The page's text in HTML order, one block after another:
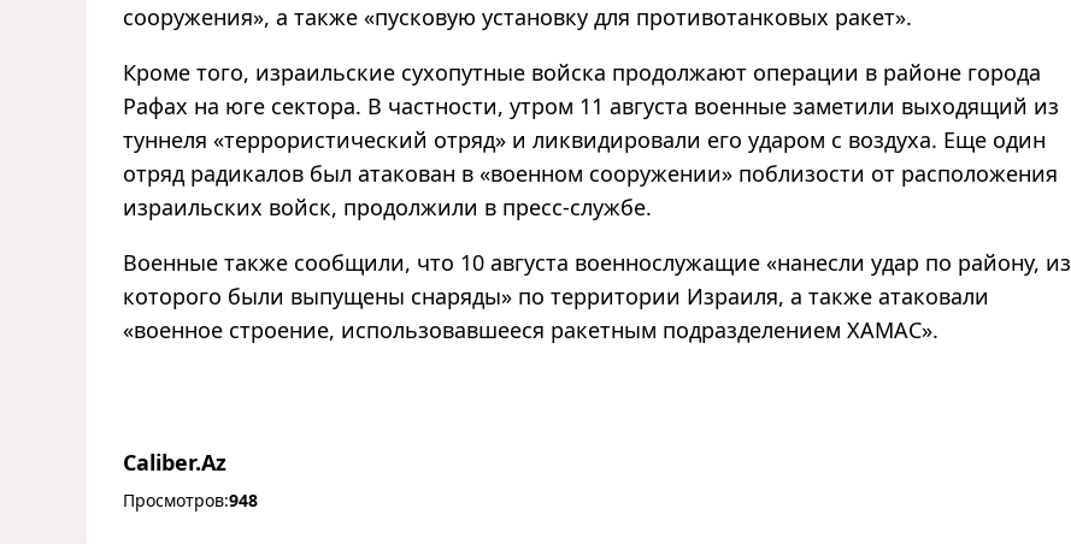
сооружения», а также «пусковую установку для противотанковых ракет».
Кроме того, израильские сухопутные войска продолжают операции в районе города
Рафах на юге сектора. В частности, утром 11 августа военные заметили выходящий из
туннеля «террористический отряд» и ликвидировали его ударом с воздуха. Еще один
отряд радикалов был атакован в «военном сооружении» поблизости от расположения
израильских войск, продолжили в пресс-службе.
Военные также сообщили, что 10 августа военнослужащие «нанесли удар по району, из
которого были выпущены снаряды» по территории Израиля, а также атаковали
«военное строение, использовавшееся ракетным подразделением ХАМАС».
Caliber.Az
Просмотров:948